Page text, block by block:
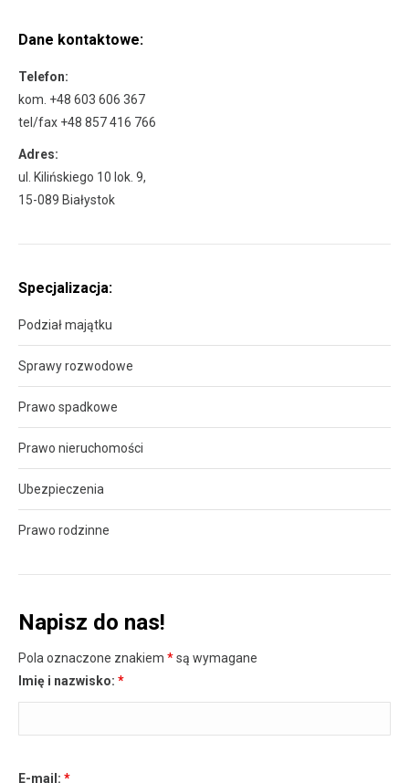
Dane kontaktowe:
Telefon:
kom. +48 603 606 367
tel/fax +48 857 416 766
Adres:
ul. Kilińskiego 10 lok. 9,
15-089 Białystok
Specjalizacja:
Podział majątku
Sprawy rozwodowe
Prawo spadkowe
Prawo nieruchomości
Ubezpieczenia
Prawo rodzinne
Napisz do nas!
Pola oznaczone znakiem *są wymagane
Imię i nazwisko: *
E-mail: *